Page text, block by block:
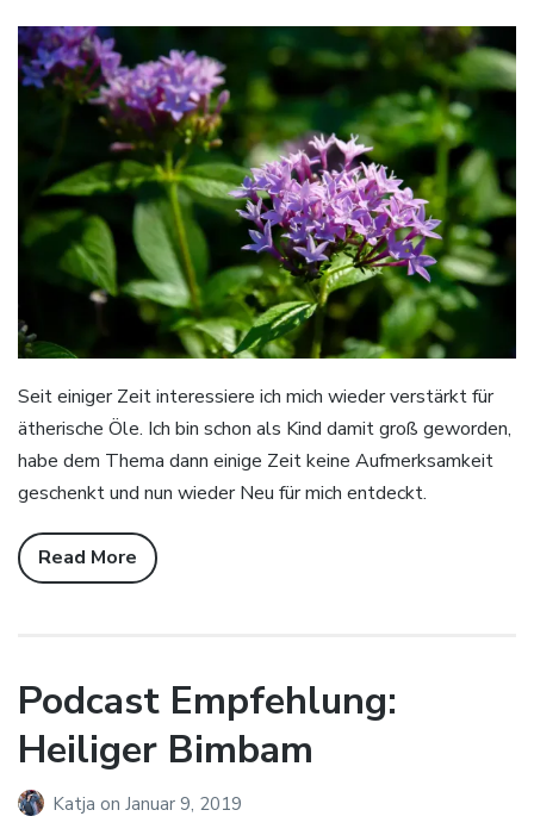
Seit einiger Zeit interessiere ich mich wieder verstärkt für
ätherische Öle. Ich bin schon als Kind damit groß geworden,
habe dem Thema dann einige Zeit keine Aufmerksamkeit
geschenkt und nun wieder Neu für mich entdeckt.
Read More
Podcast Empfehlung:
Heiliger Bimbam
Katja on Januar 9, 2019